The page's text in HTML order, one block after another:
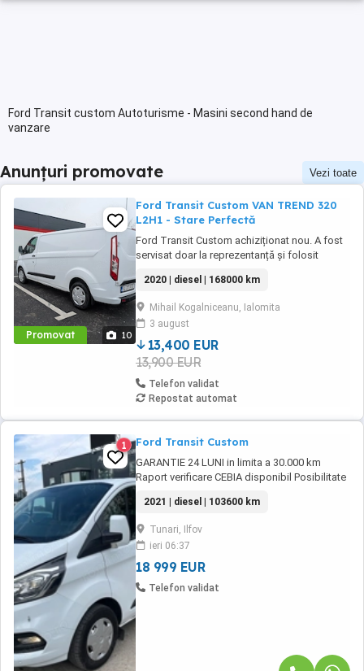
Ford Transit custom Autoturisme - Masini second hand de
vanzare
Anunțuri promovate Vezi toate
Promovat 10
Ford Transit Custom VAN TREND 320
L2H1 - Stare Perfectă
Ford Transit Custom achiziționat nou. A fost
servisat doar la reprezentanță și folosit
funcționează perfect și arată impecabil.
Anvelopele de iarnă sunt include în preț.
Dotări: - ABS + EBD, ESP (TCS, HSA, LAC,
ROM) - Airbag sofer - Sistem Easy ...
2020 | diesel | 168000 km
Mihail Kogalniceanu, Ialomita
3 august
13,400 EUR
13,900 EUR
Telefon validat
Repostat automat
1 Ford Transit Custom
GARANTIE 24 LUNI in limita a 30.000 km
Raport verificare CEBIA disponibil Posibilitate
maxim 6 ani Aprobare garantata credit pentru
persoane fizice (cu venituri obtinute inclusiv in
afara tarii), persoane juridice si persoane
fizice autorizate Oferta indicativa ...
2021 | diesel | 103600 km
Tunari, Ilfov
ieri 06:37
18 999 EUR
Telefon validat